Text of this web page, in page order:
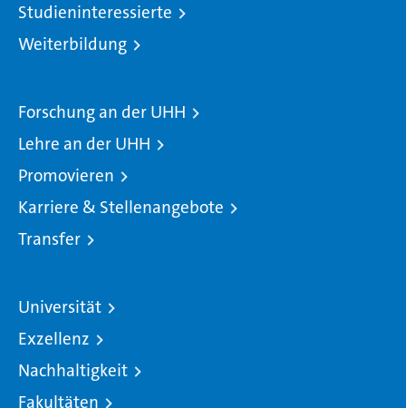
Studieninteressierte
Weiterbildung
Forschung an der UHH
Lehre an der UHH
Promovieren
Karriere & Stellenangebote
Transfer
Universität
Exzellenz
Nachhaltigkeit
Fakultäten